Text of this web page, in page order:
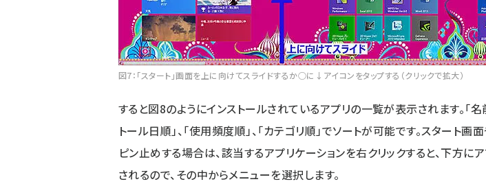
図7：「スタート」画面を上に向けてスライドするか○に↓アイコンをタップする（クリックで拡大）
すると図8のようにインストールされているアプリの一覧が表示されます。「名
トール日順」、「使用頻度順」、「カテゴリ順」でソートが可能です。スタート画
ピン止めする場合は、該当するアプリケーションを右クリックすると、下方に
されるので、その中からメニューを選択します。